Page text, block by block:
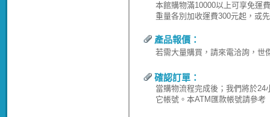
本館購物滿10000以上可享免運
重量各別加收運費300元起，或
產品報價：
若需大量購買，請來電洽詢，世
確認訂單：
當購物流程完成後；我們將於
它帳號。本ATM匯款帳號請參考